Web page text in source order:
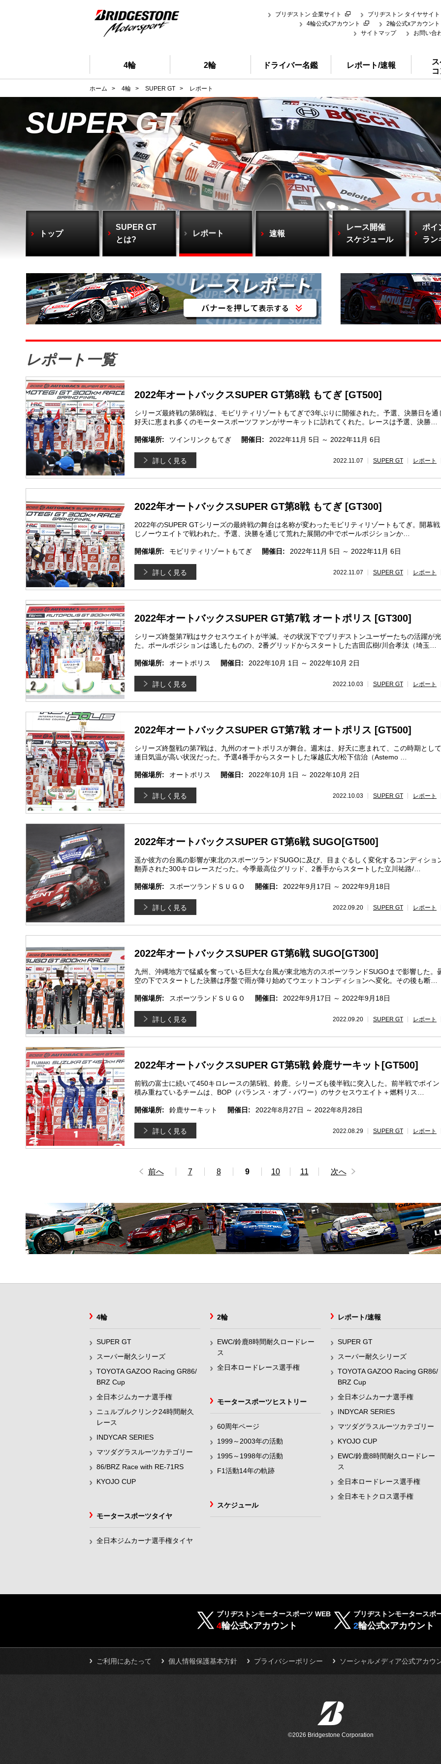
ブリヂストン 企業サイト
ブリヂストン タイヤサイト
4輪公式xアカウント
2輪公式xアカウント
サイトマップ
お問い合
4輪 2輪 ドライバー名鑑 レポート/速報
ホーム > 4輪 > SUPER GT > レポート
SUPER GT
トップ
SUPER GT
とは?
レポート 速報
レース開催
スケジュール
ポイ
ラン
レポート一覧
2022年オートバックスSUPER GT第8戦 もてぎ [GT500]
シリーズ最終戦の第8戦は、モビリティリゾートもてぎで3年ぶりに開催された。予選、決勝日を通
好天に恵まれ多くのモータースポーツファンがサーキットに訪れてくれた。レースは予選、決勝…
開催場所: ツインリンクもてぎ 開催日: 2022年11月 5日 ～ 2022年11月 6日
2022.11.07 SUPER GT レポート
詳しく見る
2022年オートバックスSUPER GT第8戦 もてぎ [GT300]
2022年のSUPER GTシリーズの最終戦の舞台は名称が変わったモビリティリゾートもてぎ。開幕戦
じノーウエイトで戦われた。予選、決勝を通じて荒れた展開の中でポールポジションか…
開催場所: モビリティリゾートもてぎ 開催日: 2022年11月 5日 ～ 2022年11月 6日
2022.11.07 SUPER GT レポート
詳しく見る
2022年オートバックスSUPER GT第7戦 オートポリス [GT300]
シリーズ終盤第7戦はサクセスウエイトが半減。その状況下でブリヂストンユーザーたちの活躍が
た。ポールポジションは逃したものの、2番グリッドからスタートした吉田広樹/川合孝汰（埼玉…
開催場所: オートポリス 開催日: 2022年10月 1日 ～ 2022年10月 2日
2022.10.03 SUPER GT レポート
詳しく見る
2022年オートバックスSUPER GT第7戦 オートポリス [GT500]
シリーズ終盤戦の第7戦は、九州のオートポリスが舞台。週末は、好天に恵まれて、この時期として
連日気温が高い状況だった。予選4番手からスタートした塚越広大/松下信治（Astemo …
開催場所: オートポリス 開催日: 2022年10月 1日 ～ 2022年10月 2日
2022.10.03 SUPER GT レポート
詳しく見る
2022年オートバックスSUPER GT第6戦 SUGO[GT500]
遥か彼方の台風の影響が東北のスポーツランドSUGOに及び、目まぐるしく変化するコンディショ
翻弄された300キロレースだった。今季最高位グリッド、2番手からスタートした立川祐路/…
開催場所: スポーツランドＳＵＧＯ 開催日: 2022年9月17日 ～ 2022年9月18日
2022.09.20 SUPER GT レポート
詳しく見る
2022年オートバックスSUPER GT第6戦 SUGO[GT300]
九州、沖縄地方で猛威を奮っている巨大な台風が東北地方のスポーツランドSUGOまで影響した。
空の下でスタートした決勝は序盤で雨が降り始めてウエットコンディションへ変化。その後も断…
開催場所: スポーツランドＳＵＧＯ 開催日: 2022年9月17日 ～ 2022年9月18日
2022.09.20 SUPER GT レポート
詳しく見る
2022年オートバックスSUPER GT第5戦 鈴鹿サーキット[GT500]
前戦の富士に続いて450キロレースの第5戦、鈴鹿。シリーズも後半戦に突入した。前半戦でポイン
積み重ねているチームは、BOP（バランス・オブ・パワー）のサクセスウエイト＋燃料リス…
開催場所: 鈴鹿サーキット 開催日: 2022年8月27日 ～ 2022年8月28日
2022.08.29 SUPER GT レポート
詳しく見る
前へ 7 8 9 10 11 次へ
4輪
SUPER GT
スーパー耐久シリーズ
TOYOTA GAZOO Racing GR86/
BRZ Cup
全日本ジムカーナ選手権
ニュルブルクリンク24時間耐久
レース
INDYCAR SERIES
マツダグラスルーツカテゴリー
86/BRZ Race with RE-71RS
KYOJO CUP
2輪
EWC/鈴鹿8時間耐久ロードレー
ス
全日本ロードレース選手権
レポート/速報
SUPER GT
スーパー耐久シリーズ
TOYOTA GAZOO Racing GR86/
BRZ Cup
全日本ジムカーナ選手権
INDYCAR SERIES
マツダグラスルーツカテゴリー
KYOJO CUP
EWC/鈴鹿8時間耐久ロードレー
ス
全日本ロードレース選手権
全日本モトクロス選手権
モータースポーツヒストリー
60周年ページ
1999～2003年の活動
1995～1998年の活動
F1活動14年の軌跡
スケジュール
モータースポーツタイヤ
全日本ジムカーナ選手権タイヤ
ブリヂストンモータースポーツ WEB
4輪公式xアカウント
ブリヂストンモータースポ
2輪公式xアカウント
ご利用にあたって 個人情報保護基本方針 プライバシーポリシー ソーシャルメディア公式アカウ
©2026 Bridgestone Corporation